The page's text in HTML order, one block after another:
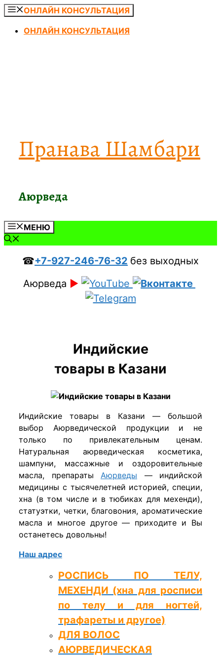
Перейти
содержимому
ОНЛАЙН КОНСУЛЬТАЦИЯ
ОНЛАЙН КОНСУЛЬТАЦИЯ
Пранава Шамбари
Аюрведа
МЕНЮ
☎+7-927-246-76-32 без выходных
Аюрведа ►
Индийские
товары в Казани
Индийские товары в Казани — большой
выбор Аюрведической продукции и не
только по привлекательным ценам.
Натуральная аюрведическая косметика,
шампуни, массажные и оздоровительные
масла, препараты Аюрведы — индийской
медицины с тысячелетней историей, специи,
хна (в том числе и в тюбиках для мехенди),
статуэтки, четки, благовония, ароматические
масла и многое другое — приходите и Вы
останетесь довольны!
Наш адрес
РОСПИСЬ ПО ТЕЛУ,
МЕХЕНДИ (хна для росписи
по телу и для ногтей,
трафареты и другое)
ДЛЯ ВОЛОС
АЮРВЕДИЧЕСКАЯ